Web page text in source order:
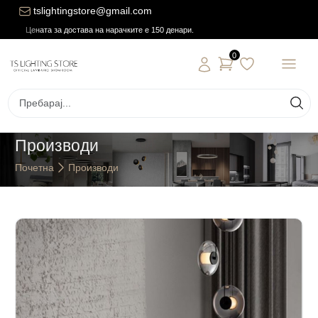
tslightingstore@gmail.com
Цената за достава на нарачките е 150 денари.
0
Производи
Почетна Производи